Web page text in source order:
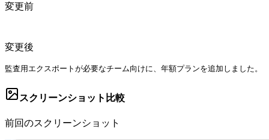
変更前
変更後
監査用エクスポートが必要なチーム向けに、年額プランを追加しました。
スクリーンショット比較
前回のスクリーンショット